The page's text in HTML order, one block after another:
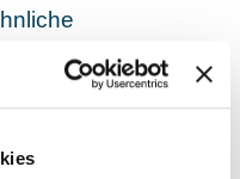
und ein